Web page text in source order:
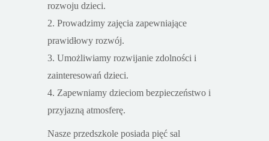
rozwoju dzieci.
2. Prowadzimy zajęcia zapewniające
prawidłowy rozwój.
3. Umożliwiamy rozwijanie zdolności i
zainteresowań dzieci.
4. Zapewniamy dzieciom bezpieczeństwo i
przyjazną atmosferę.
Nasze przedszkole posiada pięć sal